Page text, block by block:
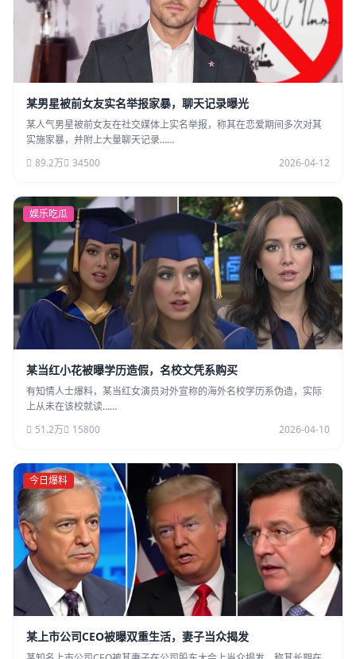
某男星被前女友实名举报家暴，聊天记录曝光
某人气男星被前女友在社交媒体上实名举报，称其在恋爱期间多次对其
实施家暴，并附上大量聊天记录……
89.2万
34500 2026-04-12
娱乐吃瓜
某当红小花被曝学历造假，名校文凭系购买
有知情人士爆料，某当红女演员对外宣称的海外名校学历系伪造，实际
上从未在该校就读……
51.2万
15800 2026-04-10
今日爆料
某上市公司CEO被曝双重生活，妻子当众揭发